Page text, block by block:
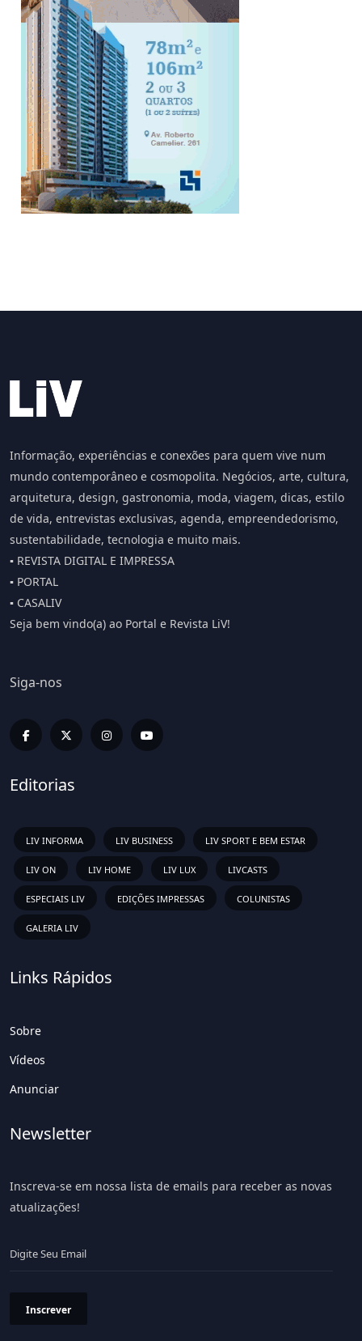
Informação, experiências e conexões para quem vive num
mundo contemporâneo e cosmopolita. Negócios, arte, cultura,
arquitetura, design, gastronomia, moda, viagem, dicas, estilo
de vida, entrevistas exclusivas, agenda, empreendedorismo,
sustentabilidade, tecnologia e muito mais.
▪️ REVISTA DIGITAL E IMPRESSA
▪️ PORTAL
▪️ CASALIV
Seja bem vindo(a) ao Portal e Revista LiV!
Siga-nos
Editorias
LIV INFORMA LIV BUSINESS LIV SPORT E BEM ESTAR
LIV ON LIV HOME LIV LUX LIVCASTS
ESPECIAIS LIV EDIÇÕES IMPRESSAS COLUNISTAS
GALERIA LIV
Links Rápidos
Sobre
Vídeos
Anunciar
Newsletter
Inscreva-se em nossa lista de emails para receber as novas
atualizações!
Inscrever